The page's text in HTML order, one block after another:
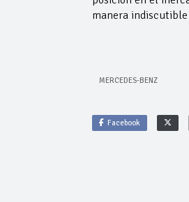
manera
MERCEDES-BENZ
Facebook